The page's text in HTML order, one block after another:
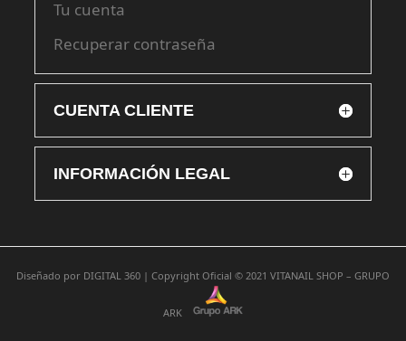
Tu cuenta
Recuperar contraseña
CUENTA CLIENTE
INFORMACIÓN LEGAL
Diseñado por DIGITAL 360 | Copyright Oficial © 2021 VITANAIL SHOP – GRUPO
ARK